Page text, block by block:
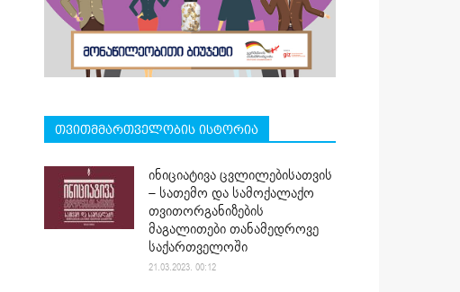
თვითმმართველობის ისტორია
ინიციატივა ცვლილებისათვის
– სათემო და სამოქალაქო
თვითორგანიზების
მაგალითები თანამედროვე
საქართველოში
21.03.2023. 00:12